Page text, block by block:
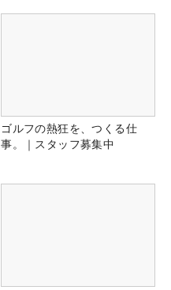
ゴルフの熱狂を、つくる仕
事。｜スタッフ募集中